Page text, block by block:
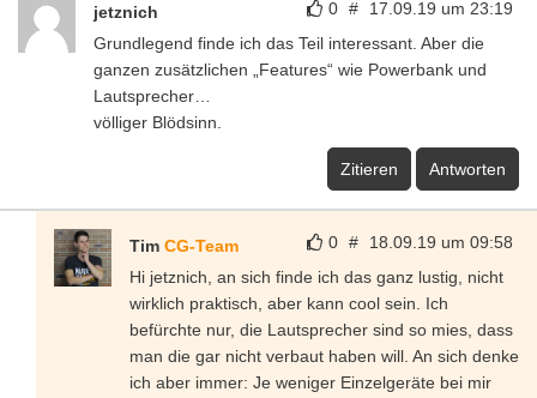
0 # 17.09.19 um 23:19
jetznich
Grundlegend finde ich das Teil interessant. Aber die
ganzen zusätzlichen „Features“ wie Powerbank und
Lautsprecher…
völliger Blödsinn.
Zitieren Antworten
0 # 18.09.19 um 09:58
Tim CG-Team
Hi jetznich, an sich finde ich das ganz lustig, nicht
wirklich praktisch, aber kann cool sein. Ich
befürchte nur, die Lautsprecher sind so mies, dass
man die gar nicht verbaut haben will. An sich denke
ich aber immer: Je weniger Einzelgeräte bei mir